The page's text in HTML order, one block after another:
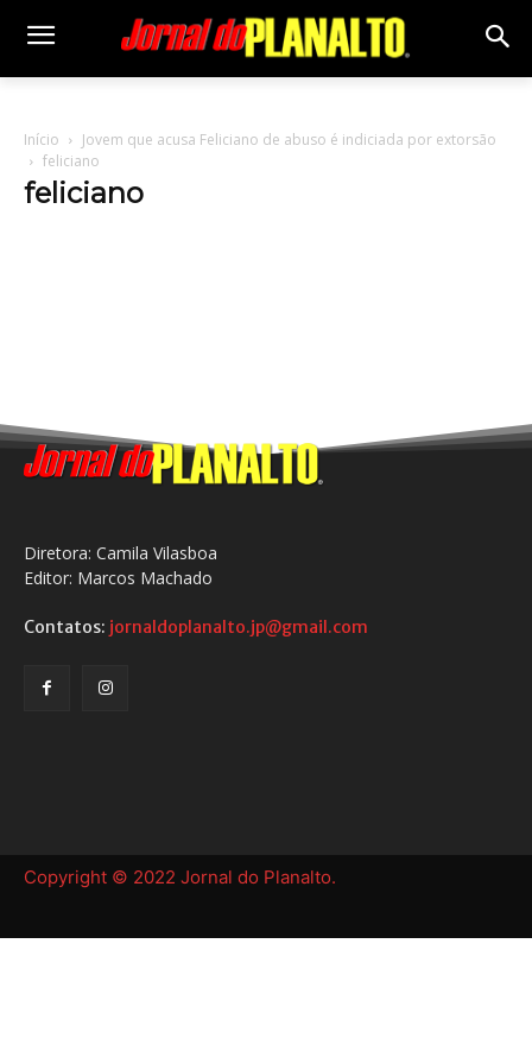
Início
Jovem que acusa Feliciano de abuso é indiciada por extorsão
feliciano
feliciano
Diretora: Camila Vilasboa
Editor: Marcos Machado
Contatos: jornaldoplanalto.jp@gmail.com
Copyright © 2022 Jornal do Planalto.